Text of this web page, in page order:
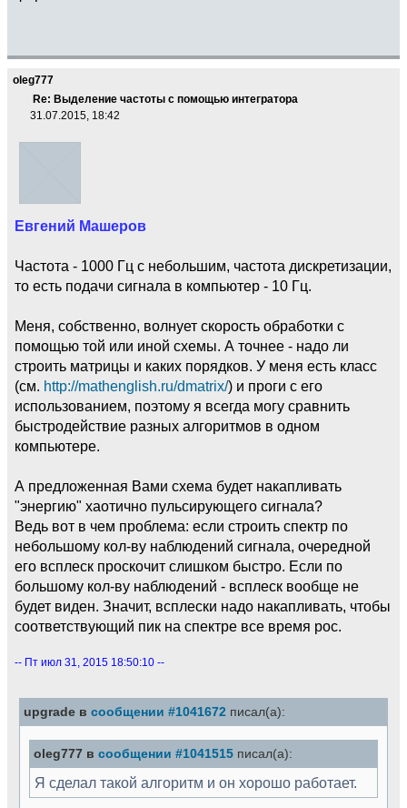
oleg777
Re: Выделение частоты с помощью интегратора
31.07.2015, 18:42
Евгений Машеров
Частота - 1000 Гц с небольшим, частота дискретизации,
то есть подачи сигнала в компьютер - 10 Гц.
Меня, собственно, волнует скорость обработки с
помощью той или иной схемы. А точнее - надо ли
строить матрицы и каких порядков. У меня есть класс
(см. http://mathenglish.ru/dmatrix/) и проги с его
использованием, поэтому я всегда могу сравнить
быстродействие разных алгоритмов в одном
компьютере.
А предложенная Вами схема будет накапливать
"энергию" хаотично пульсирующего сигнала?
Ведь вот в чем проблема: если строить спектр по
небольшому кол-ву наблюдений сигнала, очередной
его всплеск проскочит слишком быстро. Если по
большому кол-ву наблюдений - всплеск вообще не
будет виден. Значит, всплески надо накапливать, чтобы
соответствующий пик на спектре все время рос.
-- Пт июл 31, 2015 18:50:10 --
upgrade в сообщении #1041672 писал(а):
oleg777 в сообщении #1041515 писал(а):
Я сделал такой алгоритм и он хорошо работает.